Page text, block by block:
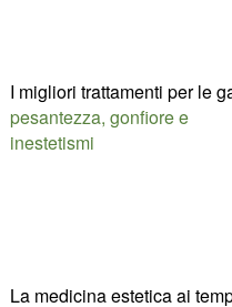
I migliori trattamenti per le
pesantezza, gonfiore e
inestetismi
La medicina estetica ai